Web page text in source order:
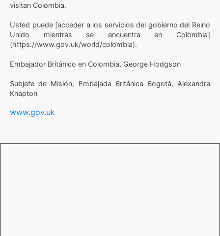
visitan Colombia.
Usted puede [acceder a los servicios del gobierno del Reino
Unido mientras se encuentra en Colombia]
(https://www.gov.uk/world/colombia).
Embajador Británico en Colombia, George Hodgson
Subjefe de Misión, Embajada Británica Bogotá, Alexandra
Knapton
www.gov.uk